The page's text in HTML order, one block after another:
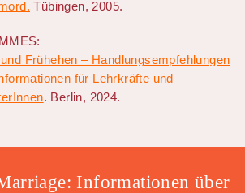
Tübingen, 2005.
Frühehen – Handlungsempfehlungen
für Lehrkräfte und
. Berlin, 2024.
Informationen über